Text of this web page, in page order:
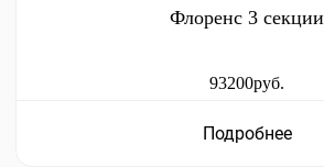
Флоренс 3 секции
93200руб.
Подробнее